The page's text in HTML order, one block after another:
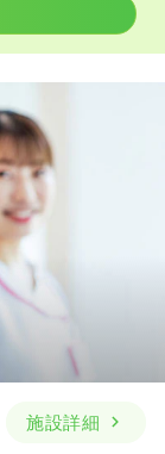
施設詳細